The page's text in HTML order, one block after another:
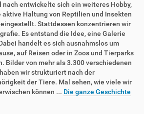
entwickelte sich ein weiteres Hobby,
Haltung von Reptilien und Insekten
Stattdessen konzentrieren wir
Es entstand die Idee, eine Galerie
handelt es sich ausnahmslos um
auf Reisen oder in Zoos und Tierparks
Bilder von mehr als 3.300 verschiedenen
wir strukturiert nach der
der Tiere. Mal sehen, wie viele wir
können ... Die ganze Geschichte